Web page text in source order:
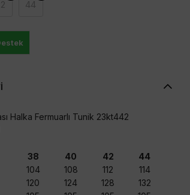
44
Halka Fermuarlı Tunik 23kt442
38 40 42
44
104 108 112
114
120 124 128
132